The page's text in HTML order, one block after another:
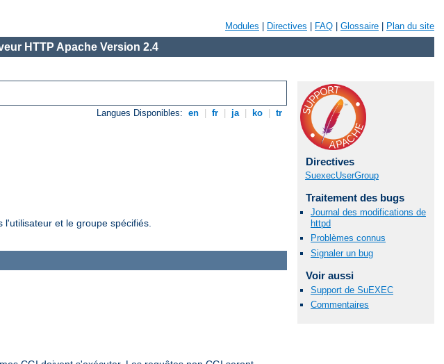
Modules Directives FAQ Glossaire Plan du site
HTTP Apache Version 2.4
Langues Disponibles: en fr ja ko tr
l'utilisateur et le groupe spécifiés.
Directives
SuexecUserGroup
Traitement des bugs
Journal des modifications de
httpd
Problèmes connus
Signaler un bug
Voir aussi
Support de SuEXEC
Commentaires